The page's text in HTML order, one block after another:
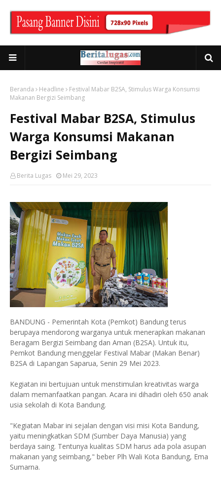
Beranda Headline
Festival Mabar B2SA, Stimulus Warga Konsumsi
Makanan Bergizi Seimbang
Festival Mabar B2SA, Stimulus
Warga Konsumsi Makanan
Bergizi Seimbang
Berita Lugas Mei 29, 2023
BANDUNG - Pemerintah Kota (Pemkot) Bandung terus
berupaya mendorong warganya untuk menerapkan makanan
Beragam Bergizi Seimbang dan Aman (B2SA). Untuk itu,
Pemkot Bandung menggelar Festival Mabar (Makan Benar)
B2SA di Lapangan Saparua, Senin 29 Mei 2023.
Kegiatan ini bertujuan untuk menstimulan kreativitas warga
dalam memanfaatkan pangan. Acara ini dihadiri oleh 650 anak
usia sekolah di Kota Bandung.
"Kegiatan Mabar ini sejalan dengan visi misi Kota Bandung,
yaitu meningkatkan SDM (Sumber Daya Manusia) yang
berdaya saing. Tentunya kualitas SDM harus ada pola asupan
makanan yang seimbang," beber Plh Wali Kota Bandung, Ema
Sumarna.